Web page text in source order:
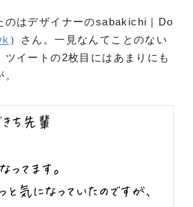
のはデザイナーのsabakichi｜Do
）さん。一見なんてことのない
ツイートの2枚目にはあまりにも